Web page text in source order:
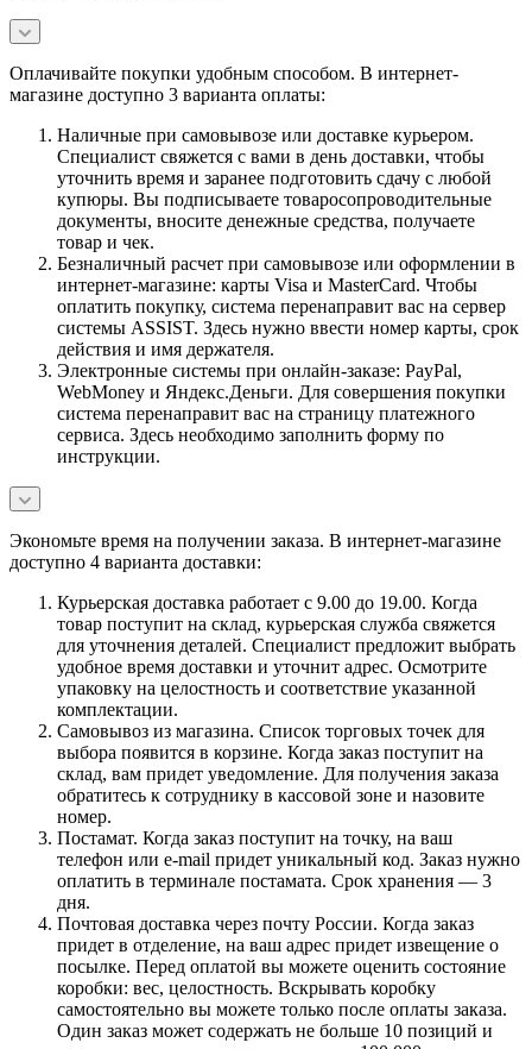
Оплачивайте покупки удобным способом. В интернет-
магазине доступно 3 варианта оплаты:
Наличные при самовывозе или доставке курьером.
Специалист свяжется с вами в день доставки, чтобы
уточнить время и заранее подготовить сдачу с любой
купюры. Вы подписываете товаросопроводительные
документы, вносите денежные средства, получаете
товар и чек.
Безналичный расчет при самовывозе или оформлении в
интернет-магазине: карты Visa и MasterCard. Чтобы
оплатить покупку, система перенаправит вас на сервер
системы ASSIST. Здесь нужно ввести номер карты, срок
действия и имя держателя.
Электронные системы при онлайн-заказе: PayPal,
WebMoney и Яндекс.Деньги. Для совершения покупки
система перенаправит вас на страницу платежного
сервиса. Здесь необходимо заполнить форму по
инструкции.
Экономьте время на получении заказа. В интернет-магазине
доступно 4 варианта доставки:
Курьерская доставка работает с 9.00 до 19.00. Когда
товар поступит на склад, курьерская служба свяжется
для уточнения деталей. Специалист предложит выбрать
удобное время доставки и уточнит адрес. Осмотрите
упаковку на целостность и соответствие указанной
комплектации.
Самовывоз из магазина. Список торговых точек для
выбора появится в корзине. Когда заказ поступит на
склад, вам придет уведомление. Для получения заказа
обратитесь к сотруднику в кассовой зоне и назовите
номер.
Постамат. Когда заказ поступит на точку, на ваш
телефон или e-mail придет уникальный код. Заказ нужно
оплатить в терминале постамата. Срок хранения — 3
дня.
Почтовая доставка через почту России. Когда заказ
придет в отделение, на ваш адрес придет извещение о
посылке. Перед оплатой вы можете оценить состояние
коробки: вес, целостность. Вскрывать коробку
самостоятельно вы можете только после оплаты заказа.
Один заказ может содержать не больше 10 позиций и